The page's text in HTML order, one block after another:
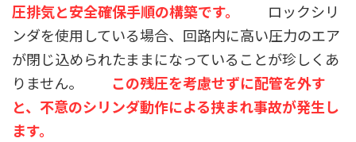
圧排気と安全確保手順の構築です。
ロックシリ
ンダを使用している場合、回路内に高い圧力のエア
が閉じ込められたままになっていることが珍しくあ
りません。 この残圧を考慮せずに配管を外す
と、不意のシリンダ動作による挟まれ事故が発生し
ます。